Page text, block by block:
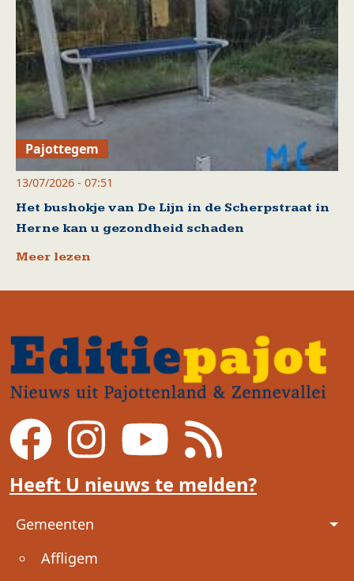
Pajottegem
13/07/2026 - 07:51
Het bushokje van De Lijn in de Scherpstraat in
Herne kan u gezondheid schaden
Meer lezen
Heeft U nieuws te melden?
Voet
Gemeenten
Affligem